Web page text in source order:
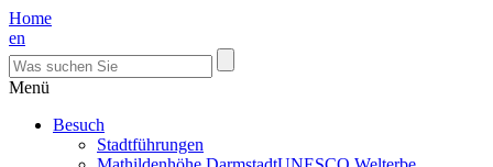
Home
en
Menü
Besuch
Stadtführungen